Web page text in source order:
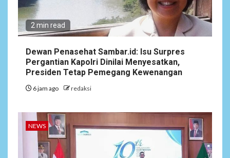
2 min read
Dewan Penasehat Sambar.id: Isu Surpres
Pergantian Kapolri Dinilai Menyesatkan,
Presiden Tetap Pemegang Kewenangan
6 jam ago redaksi
NEWS